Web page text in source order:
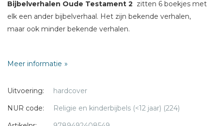
Bijbelverhalen Oude Testament 2 zitten 6 boekjes met
elk een ander bijbelverhaal. Het zijn bekende verhalen,
maar ook minder bekende verhalen.
voorzien van vrolijke illustraties.
De serie bestaat uit vier verzamelboxen. Twee voor de
boekjes van het Oude Testament en twee voor de boekjes
Meer informatie
Uitvoering:
hardcover
NUR code:
Religie en kinderbijbels (<12 jaar) (224)